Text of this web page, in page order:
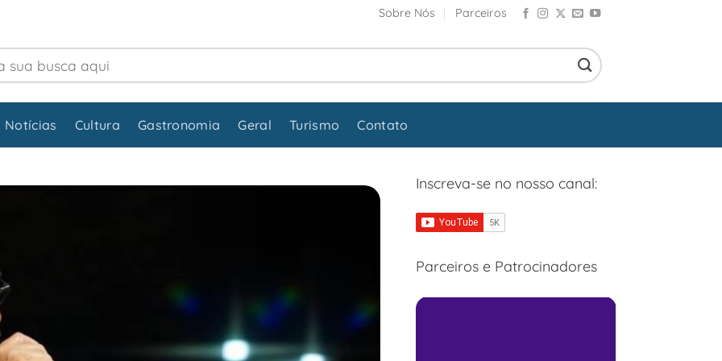
Sobre Nós Parceiros
Notícias Cultura Gastronomia Geral Turismo Contato
Inscreva-se no nosso canal:
Parceiros e Patrocinadores